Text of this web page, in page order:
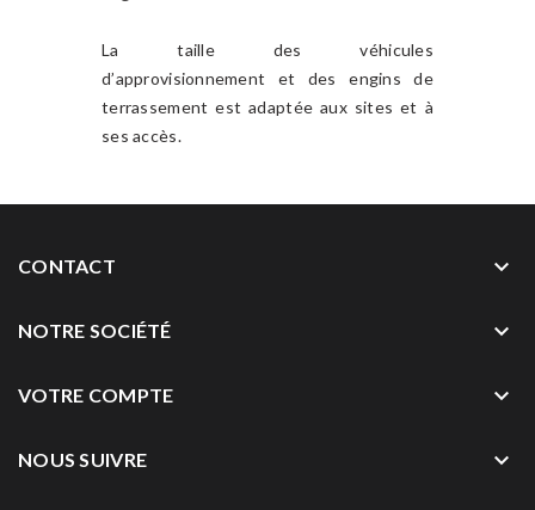
La taille des véhicules
d’approvisionnement et des engins de
terrassement est adaptée aux sites et à
ses accès.
CONTACT keyboard_arrow_down
NOTRE SOCIÉTÉ keyboard_arrow_down
VOTRE COMPTE keyboard_arrow_down
NOUS SUIVRE keyboard_arrow_down